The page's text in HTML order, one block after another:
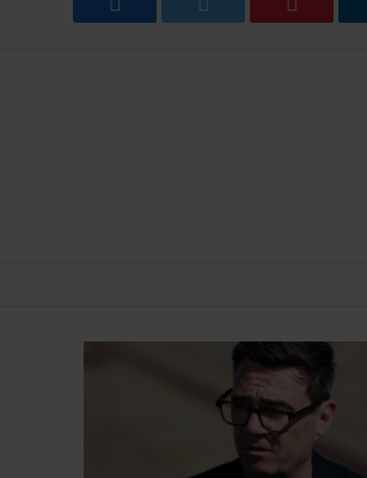
Facebook Twitter Pinterest